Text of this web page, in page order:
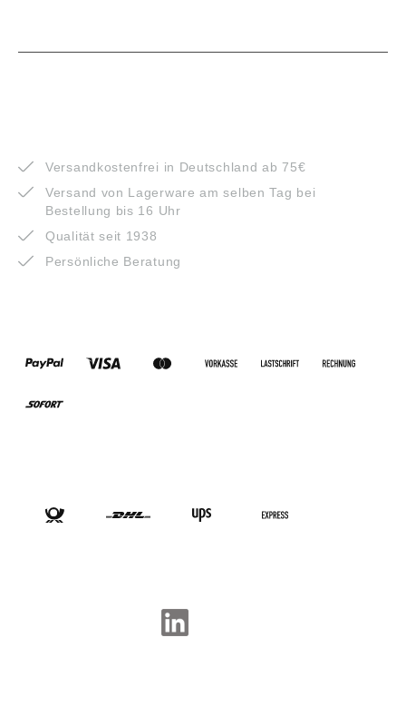
Versandkostenfrei in Deutschland ab 75€
Versand von Lagerware am selben Tag bei
Bestellung bis 16 Uhr
Qualität seit 1938
Persönliche Beratung